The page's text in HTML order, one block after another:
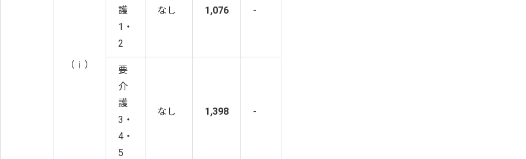
（ⅰ）
護
1・
2
なし 1,076 -
要
介
護
3・
4・
5
なし 1,398 -